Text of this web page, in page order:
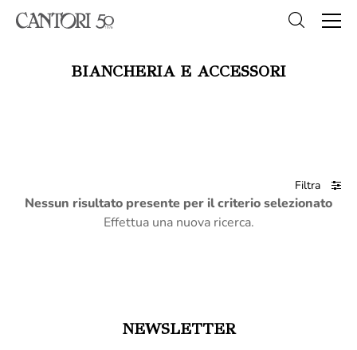
BIANCHERIA E ACCESSORI
Filtra
Nessun risultato presente per il criterio selezionato
Effettua una nuova ricerca.
NEWSLETTER